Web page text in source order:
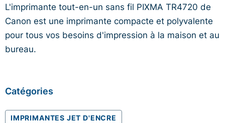
L'imprimante tout-en-un sans fil PIXMA TR4720 de
Canon est une imprimante compacte et polyvalente
pour tous vos besoins d'impression à la maison et au
bureau.
Catégories
IMPRIMANTES JET D'ENCRE